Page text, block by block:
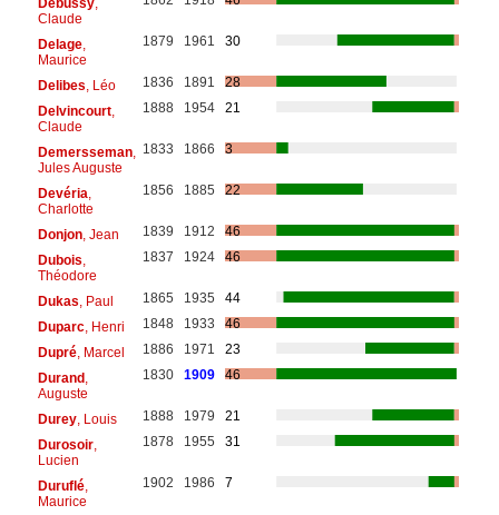
Debussy,
Claude
Delage,
Maurice
1879 1961 30
Delibes, Léo 1836 1891
28
Delvincourt,
Claude
1888 1954 21
Demersseman,
Jules Auguste
1833 1866 3
Devéria,
Charlotte
1856 1885 22
Donjon, Jean 1839 1912
46
Dubois,
Théodore
1837 1924 46
Dukas, Paul 1865 1935
44
Duparc, Henri 1848 1933
46
Dupré, Marcel 1886 1971
23
Durand ,
Auguste
1830 1909 46
Durey, Louis 1888 1979
21
Durosoir,
Lucien
1878 1955 31
Duruflé,
Maurice
1902 1986 7